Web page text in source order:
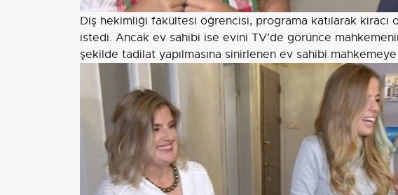
Diş hekimliği fakültesi öğrencisi, programa katılarak
istedi. Ancak ev sahibi ise evini TV’de görünce
şekilde tadilat yapılmasına sinirlenen ev sahibi